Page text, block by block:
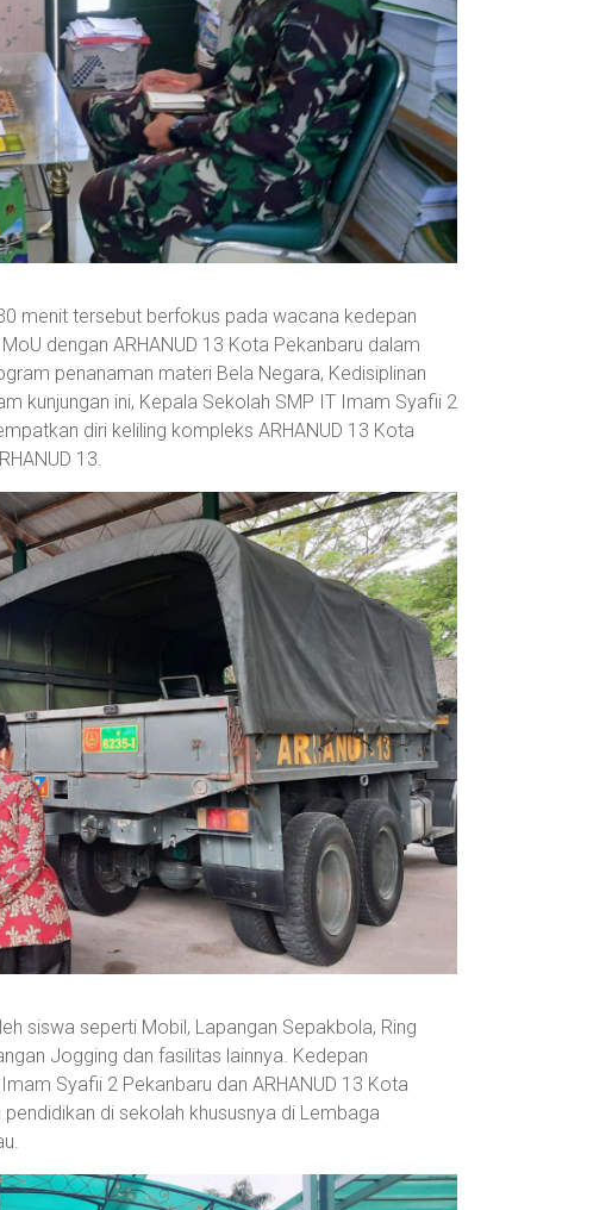
menit tersebut berfokus pada wacana kedepan
dengan ARHANUD 13 Kota Pekanbaru dalam
penanaman materi Bela Negara, Kedisiplinan
kunjungan ini, Kepala Sekolah SMP IT Imam Syafii 2
diri keliling kompleks ARHANUD 13 Kota
13.
siswa seperti Mobil, Lapangan Sepakbola, Ring
Jogging dan fasilitas lainnya. Kedepan
Syafii 2 Pekanbaru dan ARHANUD 13 Kota
di sekolah khususnya di Lembaga